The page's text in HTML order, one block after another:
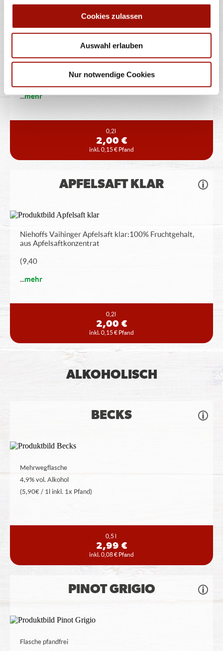
Cookies zulassen
Auswahl erlauben
Nur notwendige Cookies
MULTIVITAMIN 10
FRUCHTSAFT
Niehoffs Vaihinger Multivitamin-10- Fruchtsaft: 100%
...mehr
0,2l
2,00 €
inkl. 0,15 € Pfand
APFELSAFT KLAR
Niehoffs Vaihinger Apfelsaft klar: 100% Fruchtgehalt,
aus Apfelsaftkonzentrat
(9,40
...mehr
0,2l
2,00 €
inkl. 0,15 € Pfand
ALKOHOLISCH
BECKS
Mehrwegflasche
4,9% vol. Alkohol
(5,90€ / 1l inkl. 1x Pfand)
0,5 l
2,99 €
inkl. 0,08 € Pfand
PINOT GRIGIO
Flasche pfandfrei